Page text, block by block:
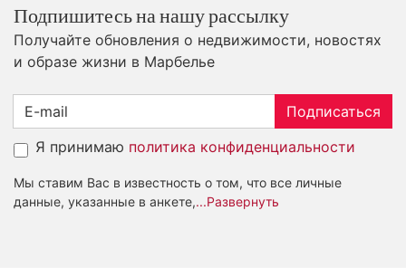
Подпишитесь на нашу рассылку
Получайте обновления о недвижимости, новостях
и образе жизни в Марбелье
Подписаться
Я принимаю политика конфиденциальности
Мы ставим Вас в известность о том, что все личные
данные, указанные в анкете,...Развернуть